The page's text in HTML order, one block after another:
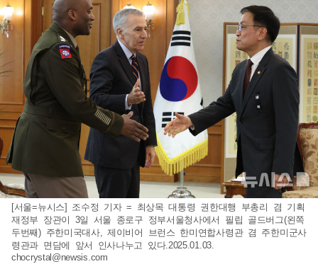
[서울=뉴시스] 조수정 기자 = 최상목 대통령 권한대행 부총리 겸 기획
재정부 장관이 3일 서울 종로구 정부서울청사에서 필립 골드버그(왼쪽
두번째) 주한미국대사, 제이비어 브런스 한미연합사령관 겸 주한미군사
령관과 면담에 앞서 인사나누고 있다.2025.01.03.
chocrystal@newsis.com